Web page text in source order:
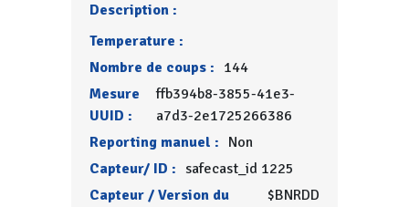
Description :
Temperature :
Nombre de coups : 144
Mesure
UUID :
ffb394b8-3855-41e3-
a7d3-2e1725266386
Reporting manuel : Non
Capteur/ ID : safecast_id 1225
Capteur / Version du
$BNRDD